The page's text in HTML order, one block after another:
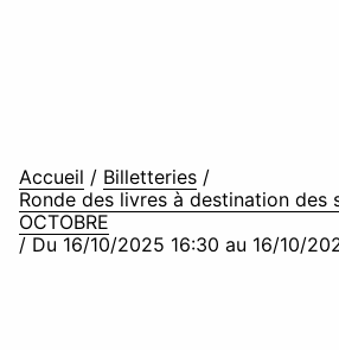
Accueil / Billetteries /
Ronde des livres à destination des
OCTOBRE
/ Du 16/10/2025 16:30 au 16/10/